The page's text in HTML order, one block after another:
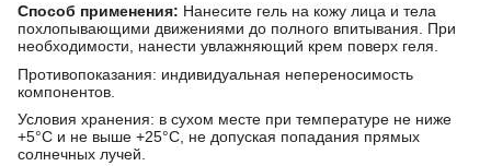
Способ применения: Нанесите гель на кожу лица и тела
похлопывающими движениями до полного впитывания. При
необходимости, нанести увлажняющий крем поверх геля.
Противопоказания: индивидуальная непереносимость
компонентов.
Условия хранения: в сухом месте при температуре не ниже
+5°С и не выше +25°С, не допуская попадания прямых
солнечных лучей.